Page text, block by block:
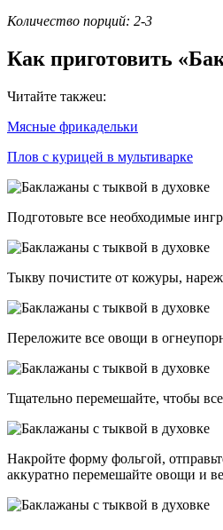
Количество порций: 2-3
Как приготовить
Читайте такжеu:
Мясные фрикадельки
Плов с курицей в мультиварке
Подготовьте все необходимые
Тыкву почистите от кожуры,
Переложите все овощи в
Тщательно перемешайте, чтобы
Накройте форму фольгой,
аккуратно перемешайте овощи и